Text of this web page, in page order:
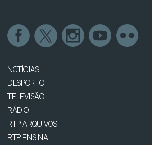
NOTÍCIAS
DESPORTO
TELEVISÃO
RÁDIO
RTP ARQUIVOS
RTP ENSINA